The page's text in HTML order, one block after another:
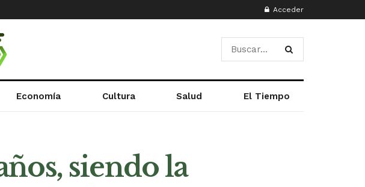
Acceder
Economía Cultura Salud El Tiempo
siendo la